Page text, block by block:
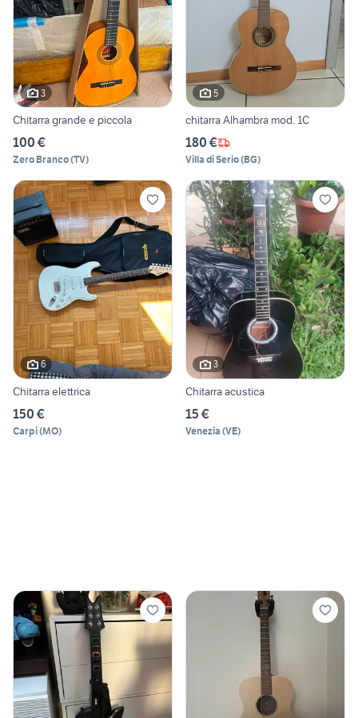
3
Chitarra grande e piccola
100 €
Zero Branco(TV)
5
chitarra Alhambra mod. 1C
180 €
Villa di Serio(BG)
6
Chitarra elettrica
150 €
Carpi(MO)
3
Chitarra acustica
15 €
Venezia (VE)